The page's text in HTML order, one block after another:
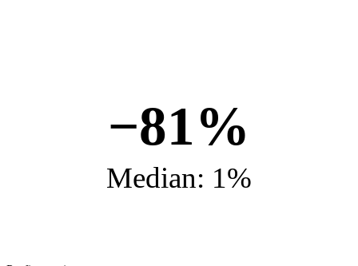
−81%
Median: 1%